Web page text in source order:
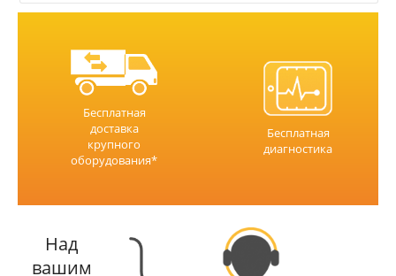
Бесплатная
доставка
крупного
оборудования*
Бесплатная
диагностика
Над
вашим